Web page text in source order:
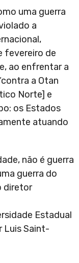
uma guerra
a
fevereiro de
ao enfrentar a
a Otan
Norte] e
os Estados
atuando
não é guerra
guerra do
diretor
Estadual
Luis Saint-